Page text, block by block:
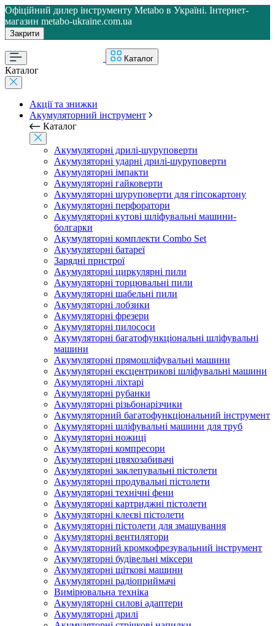
Офіційний дилер інструменту Metabo в Україні. Інтернет-
магазин metabo-ukraine.com.ua
Закрити
Каталог
Каталог
Акції та знижки
Акумуляторний інструмент
Каталог
Акумуляторні дрилі-шуруповерти
Акумуляторні ударні дрилі-шуруповерти
Акумуляторні імпакти
Акумуляторні гайковерти
Акумуляторні шуруповерти для гіпсокартону
Акумуляторні перфоратори
Акумуляторні кутові шліфувальні машини-
болгарки
Акумуляторні комплекти Combo Set
Акумуляторні батареї
Зарядні пристрої
Акумуляторні циркулярні пили
Акумуляторні торцювальні пили
Акумуляторні шабельні пили
Акумуляторні лобзики
Акумуляторні фрезери
Акумуляторні пилососи
Акумуляторні багатофункціональні шліфувальні
машини
Акумуляторні прямошліфувальні машини
Акумуляторні ексцентрикові шліфувальні машини
Акумуляторні ліхтарі
Акумуляторні рубанки
Акумуляторні різьбонарізчики
Акумуляторний багатофункціональний інструмент
Акумуляторні шліфувальні машини для труб
Акумуляторні ножиці
Акумуляторні компресори
Акумуляторні цвяхозабивачі
Акумуляторні заклепувальні пістолети
Акумуляторні продувальні пістолети
Акумуляторні технічні фени
Акумуляторні картриджні пістолети
Акумуляторні клеєві пістолети
Акумуляторні пістолети для змащування
Акумуляторні вентилятори
Акумуляторний кромкофрезувальний інструмент
Акумуляторні будівельні міксери
Акумуляторні щіткові машини
Акумуляторні радіоприймачі
Вимірювальна техніка
Акумуляторні силові адаптери
Акумуляторні дрилі